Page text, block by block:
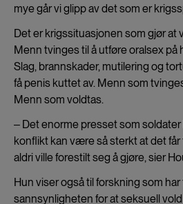
mye går vi glipp av det som er
Det er krigssituasjonen som gjør at
Menn tvinges til å utføre oralsex på
Slag, brannskader, mutilering og
få penis kuttet av. Menn som
Menn som voldtas.
‒ Det enorme presset som
konflikt kan være så sterkt at det får
aldri ville forestilt seg å gjøre, sier
Hun viser også til forskning som
sannsynligheten for at seksuell